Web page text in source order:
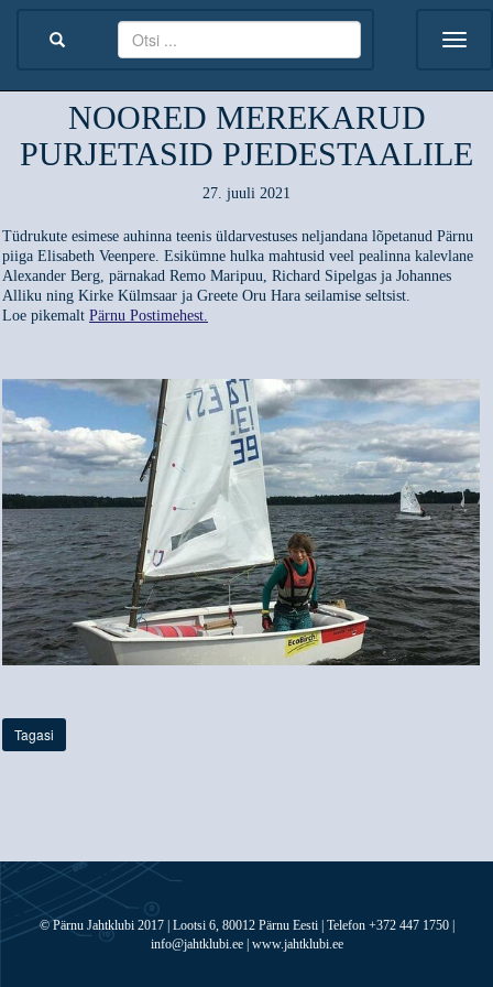
NOORED MEREKARUD
PURJETASID PJEDESTAALILE
27. juuli 2021
Tüdrukute esimese auhinna teenis üldarvestuses neljandana lõpetanud Pärnu
piiga Elisabeth Veenpere. Esikümne hulka mahtusid veel pealinna kalevlane
Alexander Berg, pärnakad Remo Maripuu, Richard Sipelgas ja Johannes
Alliku ning Kirke Külmsaar ja Greete Oru Hara seilamise seltsist.
Loe pikemalt Pärnu Postimehest.
Tagasi
© Pärnu Jahtklubi 2017 | Lootsi 6, 80012 Pärnu Eesti | Telefon +372 447 1750 |
info@jahtklubi.ee | www.jahtklubi.ee